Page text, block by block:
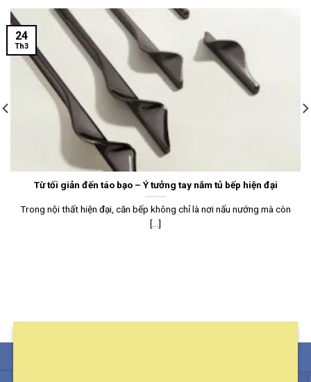
Từ tối giản đến táo bạo – Ý tưởng tay nắm tủ bếp hiện đại
Trong nội thất hiện đại, căn bếp không chỉ là nơi nấu nướng mà còn
[...]
24
Th3